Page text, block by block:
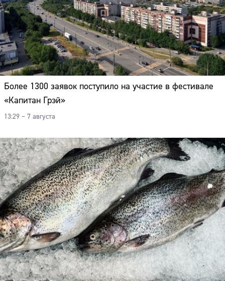
Более 1300 заявок поступило на участие в фестивале
«Капитан Грэй»
13:29 – 7 августа